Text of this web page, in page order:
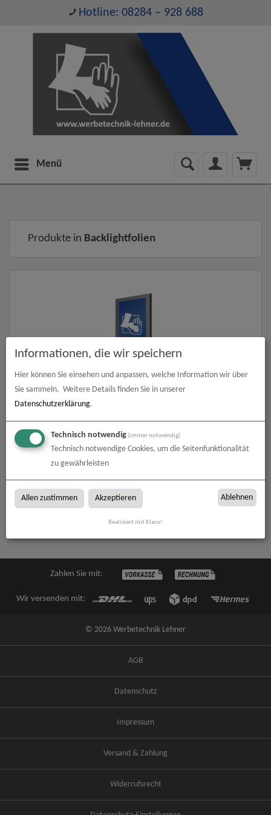
Hotline: 08284 – 928 688
Menü
Produkte in Backlightfolien
Backlightfolie mit freier Größe
Backlightfolien
Backlightfolien bei Werbetechnik Lehner in Ziemetshausen
Zahlen Sie mit:
Wir versenden mit:
© 2026 Werbetechnik Lehner
AGB
Datenschutz
Impressum
Versand & Zahlung
Widerrufsrecht
Informationen, die wir speichern
Hier können Sie einsehen und anpassen, welche Information wir über
Sie sammeln. Weitere Details finden Sie in unserer
Datenschutzerklärung.
Technisch notwendig (immer notwendig)
Technisch notwendige Cookies, um die Seitenfunktionalität
zu gewährleisten
Allen zustimmen Akzeptieren Ablehnen
Realisiert mit Klaro!